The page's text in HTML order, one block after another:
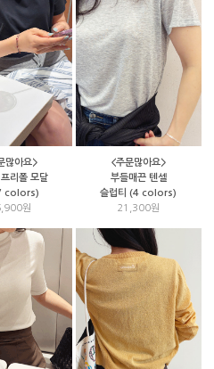
많아요>
리폴 모달
colors)
원
<주문많아요>
부들매끈 텐셀
슬럽티 (4 colors)
21,300원